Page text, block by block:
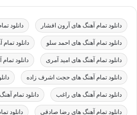
دانلود تمام آهنگ های آرون افشار دانلود
دانلود تمام آهنگ های احمد سلو دانلود
دانلود تمام آهنگ های امید آمری دانلود
دانلود تمام آهنگ های حجت اشرف زاده
دانلود تمام آهنگ های راغب دانلود تمام
دانلود تمام آهنگ های رضا صادقی دانلود